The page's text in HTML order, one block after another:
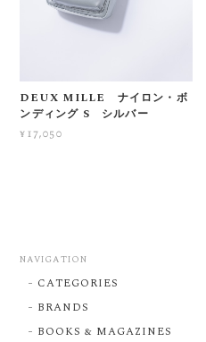
DEUX MILLE ナイロン・ボ
ンディング S シルバー
¥17,050
NAVIGATION
CATEGORIES
BRANDS
BOOKS & MAGAZINES